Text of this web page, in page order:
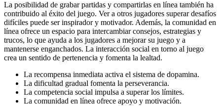
La posibilidad de grabar partidas y compartirlas en línea también ha
contribuido al éxito del juego. Ver a otros jugadores superar desafíos
difíciles puede ser inspirador y motivador. Además, la comunidad en
línea ofrece un espacio para intercambiar consejos, estrategias y
trucos, lo que ayuda a los jugadores a mejorar su juego y a
mantenerse enganchados. La interacción social en torno al juego
crea un sentido de pertenencia y fomenta la lealtad.
La recompensa inmediata activa el sistema de dopamina.
La dificultad gradual fomenta la perseverancia.
La competencia social impulsa a superar los límites.
La comunidad en línea ofrece apoyo y motivación.